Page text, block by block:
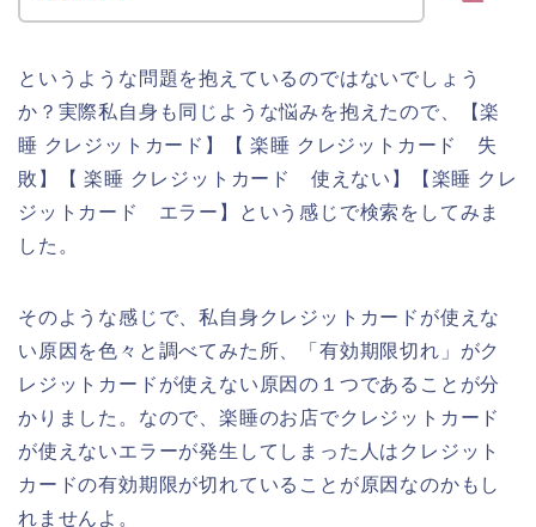
というような問題を抱えているのではないでしょう
か？実際私自身も同じような悩みを抱えたので、【楽
睡 クレジットカード】【 楽睡 クレジットカード 失
敗】【 楽睡 クレジットカード 使えない】【楽睡 クレ
ジットカード エラー】という感じで検索をしてみま
した。
そのような感じで、私自身クレジットカードが使えな
い原因を色々と調べてみた所、「有効期限切れ」がク
レジットカードが使えない原因の１つであることが分
かりました。なので、楽睡のお店でクレジットカード
が使えないエラーが発生してしまった人はクレジット
カードの有効期限が切れていることが原因なのかもし
れませんよ。